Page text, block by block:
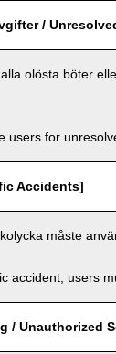
/
olösta böter
users for
Accidents]
måste
accident, users
/ Unauthorized